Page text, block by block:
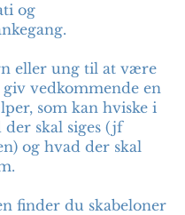
og
eller ung til at være
vedkommende en
som kan hviske i
der skal siges (jf
og hvad der skal
finder du skabeloner